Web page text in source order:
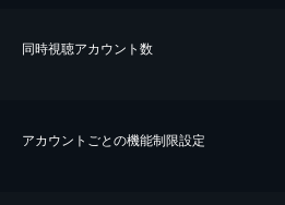
同時視聴アカウント数
アカウントごとの機能制限設定